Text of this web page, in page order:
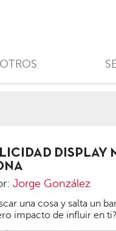
DISPLAY
Jorge González
una cosa y salta un
impacto de influir en ti?